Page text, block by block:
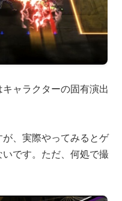
ャラクターの固有演出
、実際やってみるとゲ
です。ただ、何処で撮